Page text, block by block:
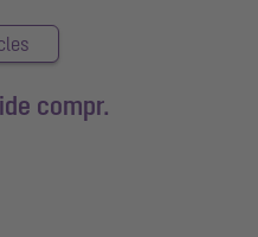
compr.